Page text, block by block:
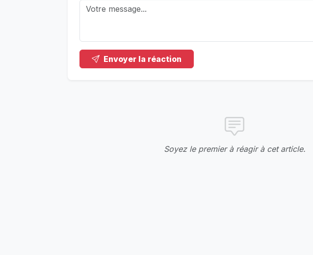
Envoyer la réaction
Soyez le premier à réagir à cet article.